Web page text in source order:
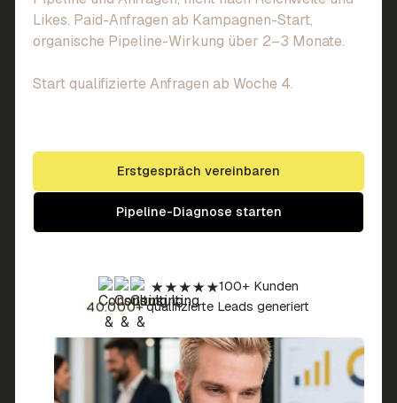
Likes. Paid-Anfragen ab Kampagnen-Start,
organische Pipeline-Wirkung über 2–3 Monate.
Start qualifizierte Anfragen ab Woche 4.
Erstgespräch vereinbaren
Pipeline-Diagnose starten
100+ Kunden
40.000+qualifizierte Leads generiert